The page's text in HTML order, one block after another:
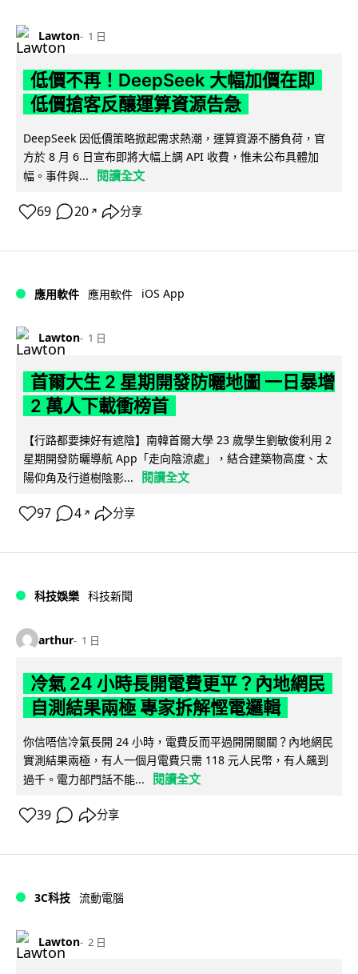
Lawton 1 日
低價不再！DeepSeek 大幅加價在即
低價搶客反釀運算資源告急
DeepSeek 因低價策略掀起需求熱潮，運算資源不勝負荷，官
方於 8 月 6 日宣布即將大幅上調 API 收費，惟未公布具體加
幅。事件與...
閱讀全文
69 20 ↗ 分享
應用軟件 應用軟件 iOS App
Lawton 1 日
首爾大生 2 星期開發防曬地圖 一日暴增
2 萬人下載衝榜首
【行路都要揀好有遮陰】南韓首爾大學 23 歲學生劉敏俊利用 2
星期開發防曬導航 App「走向陰涼處」，結合建築物高度、太
陽仰角及行道樹陰影...
閱讀全文
97 4 ↗ 分享
科技娛樂 科技新聞
arthur 1 日
冷氣 24 小時長開電費更平？內地網民
自測結果兩極 專家拆解慳電邏輯
你信唔信冷氣長開 24 小時，電費反而平過開開關關？內地網民
實測結果兩極，有人一個月電費只需 118 元人民幣，有人飆到
過千。電力部門話不能...
閱讀全文
39 分享
3C科技 流動電腦
Lawton 2 日